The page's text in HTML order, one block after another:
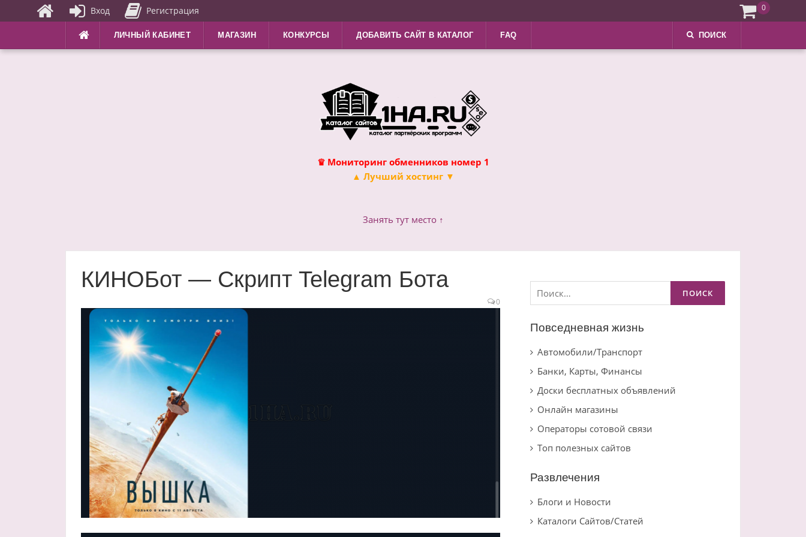
ЛИЧНЫЙ КАБИНЕТ МАГАЗИН КОНКУРСЫ ДОБАВИТЬ САЙТ В КАТАЛОГ FAQ ПОИСК
♛ Мониторинг обменников номер 1
▲ Лучший хостинг ▼
Занять тут место ↑
КИНОБот — Скрипт Telegram Бота
0
Найти:
Повседневная жизнь
Автомобили/Транспорт
Банки, Карты, Финансы
Доски бесплатных объявлений
Онлайн магазины
Операторы сотовой связи
Топ полезных сайтов
Развлечения
Блоги и Новости
Каталоги Сайтов/Статей
Вход Регистрация 0